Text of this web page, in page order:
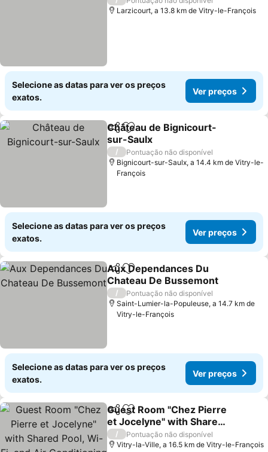
Larzicourt, a 13.8 km de Vitry-le-François
Selecione as datas para ver os preços
exatos.
Ver preços
PartilharAdicionar aos favoritos
Château de Bignicourt-
sur-Saulx
Ver preços
/
Pontuação não disponível
Bignicourt-sur-Saulx, a 14.4 km de Vitry-le-
François
Selecione as datas para ver os preços
exatos.
Ver preços
PartilharAdicionar aos favoritos
Aux Dependances Du
Chateau De Bussemont
Ver preços
/
Pontuação não disponível
Saint-Lumier-la-Populeuse, a 14.7 km de
Vitry-le-François
Selecione as datas para ver os preços
exatos.
Ver preços
PartilharAdicionar aos favoritos
Guest Room "Chez Pierre
et Jocelyne" with Shared
Pool, Wi-Fi, and Air
Conditioning
Ver preços
/
Pontuação não disponível
Vitry-la-Ville, a 16.5 km de Vitry-le-François